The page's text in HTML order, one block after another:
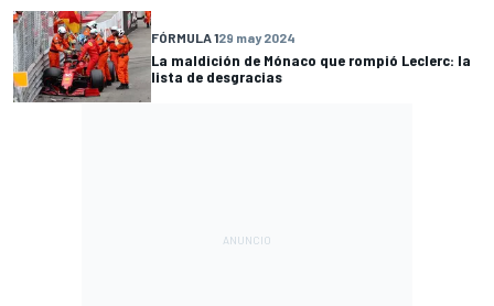
FÓRMULA 129 may 2024
La maldición de Mónaco que rompió Leclerc: la
lista de desgracias